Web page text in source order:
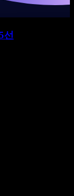
선